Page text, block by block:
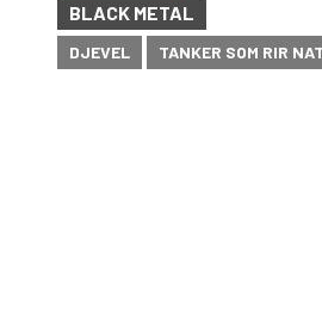
BLACK METAL
DJEVEL TANKER SOM RIR